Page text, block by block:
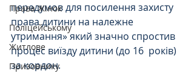
Права Жінок
Поліцейському
Житлове
Призовнику
передумов для посилення захисту
права дитини на належне
утримання» який значно спростив
процес виїзду дитини (до 16  років)
за кордон.